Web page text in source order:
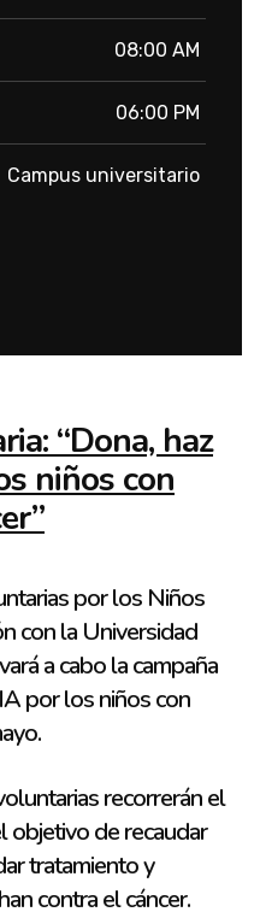
08:00 AM
06:00 PM
Campus universitario
“Dona, haz
niños con
por los Niños
con la Universidad
a cabo la campaña
por los niños con
recorrerán el
objetivo de recaudar
tratamiento y
contra el cáncer.